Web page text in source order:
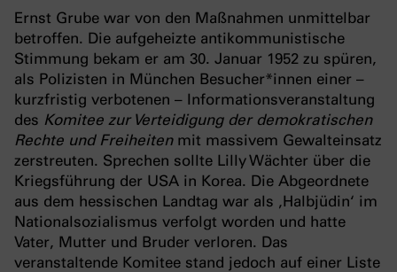
Ernst Grube war von den Maßnahmen unmittelbar
betroffen. Die aufgeheizte antikommunistische
Stimmung bekam er am 30. Januar 1952 zu spüren,
als Polizisten in München Besucher*innen einer –
kurzfristig verbotenen – Informationsveranstaltung
des Komitee zur Verteidigung der demokratischen
Rechte und Freiheitenmit massivem Gewalteinsatz
zerstreuten. Sprechen sollte Lilly Wächter über die
Kriegsführung der USA in Korea. Die Abgeordnete
aus dem hessischen Landtag war als ‚Halbjüdin‘ im
Nationalsozialismus verfolgt worden und hatte
Vater, Mutter und Bruder verloren. Das
veranstaltende Komitee stand jedoch auf einer Liste